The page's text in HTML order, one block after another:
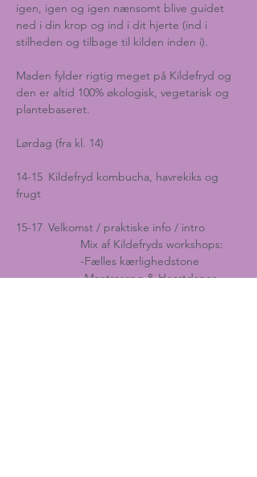
igen, igen og igen nænsomt blive guidet
ned i din krop og ind i dit hjerte (ind i
stilheden og tilbage til kilden inden i).
Maden fylder rigtig meget på Kildefryd og
den er altid 100% økologisk, vegetarisk og
plantebaseret.
Lørdag​​​ (fra kl. 14)
14-15	Kildefryd kombucha, havrekiks og
frugt
15-17	Velkomst / praktiske info / intro
		Mix af Kildefryds workshops:
		-Fælles kærlighedstone
-Mantrasang & Heartdance